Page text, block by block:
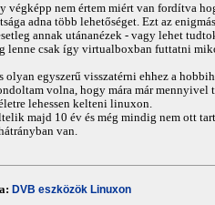
végképp nem értem miért van fordítva
adna több lehetőséget. Ezt az
annak utánanézek - vagy lehet
lenne csak így virtualboxban futtatni
olyan egyszerű visszatérni ehhez a
volna, hogy mára már mennyivel
lehessen kelteni linuxon.
majd 10 év és még mindig nem ott
van.
DVB eszközök Linuxon